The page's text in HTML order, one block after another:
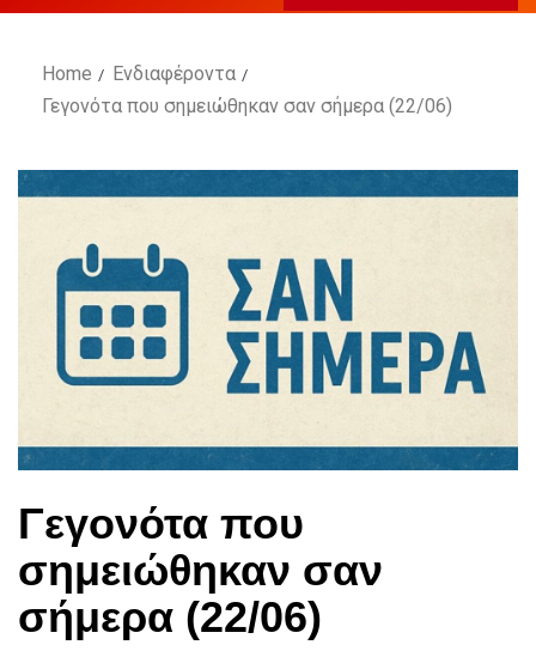
Home
Ενδιαφέροντα
Γεγονότα που σημειώθηκαν σαν σήμερα (22/06)
Γεγονότα που
σημειώθηκαν σαν
σήμερα (22/06)